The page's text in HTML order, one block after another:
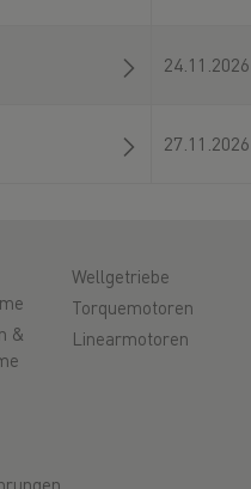
24.11.2026
27.11.2026
&
Wellgetriebe
Torquemotoren
Linearmotoren